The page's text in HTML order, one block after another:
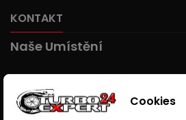
KONTAKT
Naše Umístění
Cookies